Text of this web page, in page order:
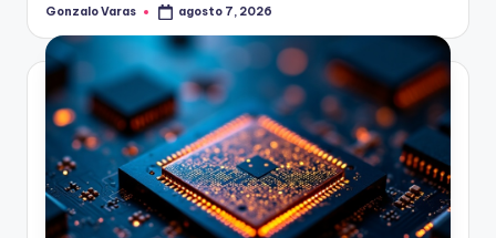
Publicado
Gonzalo Varas agosto 7, 2026